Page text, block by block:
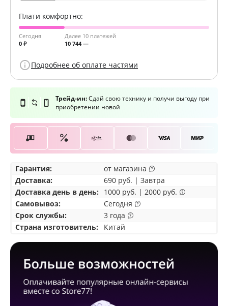
Плати комфортно:
Сегодня
0 ₽
Далее 10 платежей
10 744 —
Подробнее об оплате частями
Трейд-ин:Сдай свою технику и получи выгоду при
приобретении новой
Гарантия:
от магазина
Доставка:
690 руб. | Завтра
Доставка день в день:
1000 руб. | 2000 руб.
Самовывоз:
Сегодня
Срок службы:
3 года
Страна изготовитель:
Китай